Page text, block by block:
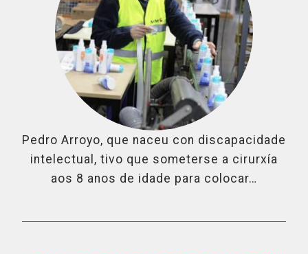
Pedro Arroyo, que naceu con discapacidade
intelectual, tivo que someterse a cirurxía
aos 8 anos de idade para colocar…